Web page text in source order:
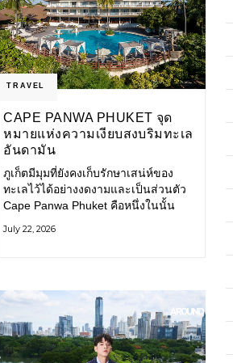
TRAVEL
CAPE PANWA PHUKET จุด
หมายแห่งความเงียบสงบริมทะเล
อันดามัน
ภูเก็ตมีมุมที่ยังคงเก็บรักษาเสน่ห์ของ
ทะเลไว้ได้อย่างงดงามและเป็นส่วนตัว
Cape Panwa Phuket คือหนึ่งในนั้น
& Kantary Hotels ตั้งอยู่บนแหลมพันวา
July 22, 2026